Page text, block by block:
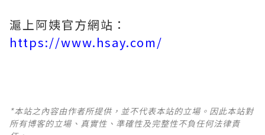
滬上阿姨官方網站：
https://www.hsay.com/
*本站之內容由作者所提供，並不代表本站的立場。因此本站對
所有博客的立場、真實性、準確性及完整性不負任何法律責